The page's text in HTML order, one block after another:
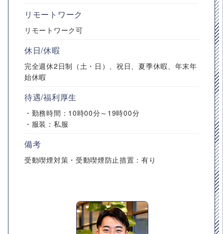
リモートワーク
リモートワーク可
休日/休暇
完全週休2日制（土・日）、祝日、夏季休暇、年末年
始休暇
待遇/福利厚生
・勤務時間：10時00分～19時00分
・服装：私服
備考
受動喫煙対策・受動喫煙防止措置：有り